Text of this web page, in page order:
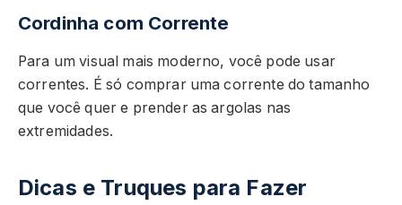
Cordinha com Corrente
Para um visual mais moderno, você pode usar
correntes. É só comprar uma corrente do tamanho
que você quer e prender as argolas nas
extremidades.
Dicas e Truques para Fazer